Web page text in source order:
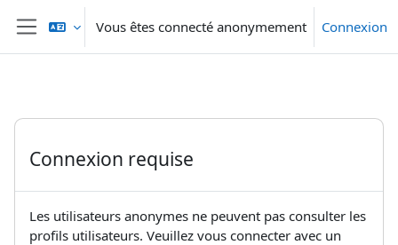
Passer au contenu principal
Panneau latéral
Vous êtes connecté anonymement Connexion
Connexion requise
Les utilisateurs anonymes ne peuvent pas consulter les
profils utilisateurs. Veuillez vous connecter avec un